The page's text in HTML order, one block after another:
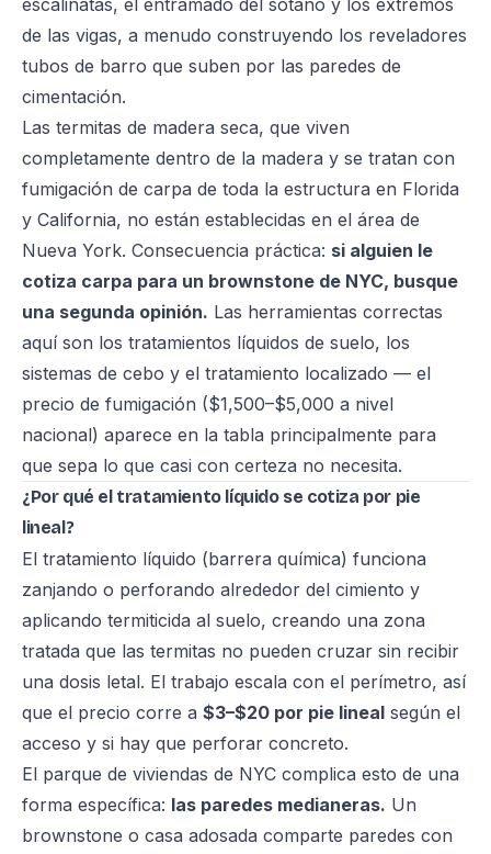
escalinatas, el entramado del sótano y los extremos
de las vigas, a menudo construyendo los reveladores
tubos de barro que suben por las paredes de
cimentación.
Las termitas de madera seca, que viven
completamente dentro de la madera y se tratan con
fumigación de carpa de toda la estructura en Florida
y California, no están establecidas en el área de
Nueva York. Consecuencia práctica: si alguien le
cotiza carpa para un brownstone de NYC, busque
una segunda opinión. Las herramientas correctas
aquí son los tratamientos líquidos de suelo, los
sistemas de cebo y el tratamiento localizado — el
precio de fumigación ($1,500–$5,000 a nivel
nacional) aparece en la tabla principalmente para
que sepa lo que casi con certeza no necesita.
¿Por qué el tratamiento líquido se cotiza por pie
lineal?
El tratamiento líquido (barrera química) funciona
zanjando o perforando alrededor del cimiento y
aplicando termiticida al suelo, creando una zona
tratada que las termitas no pueden cruzar sin recibir
una dosis letal. El trabajo escala con el perímetro, así
que el precio corre a $3–$20 por pie lineal según el
acceso y si hay que perforar concreto.
El parque de viviendas de NYC complica esto de una
forma específica: las paredes medianeras. Un
brownstone o casa adosada comparte paredes con